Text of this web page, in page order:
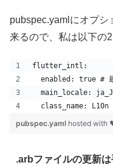
pubspec.yamlにオプシ
来るので、私は以下の
flutter_intl:
enabled: true # 最
main_locale:
class_name: L10n #
pubspec.yaml hosted with
.arbファイルの更新